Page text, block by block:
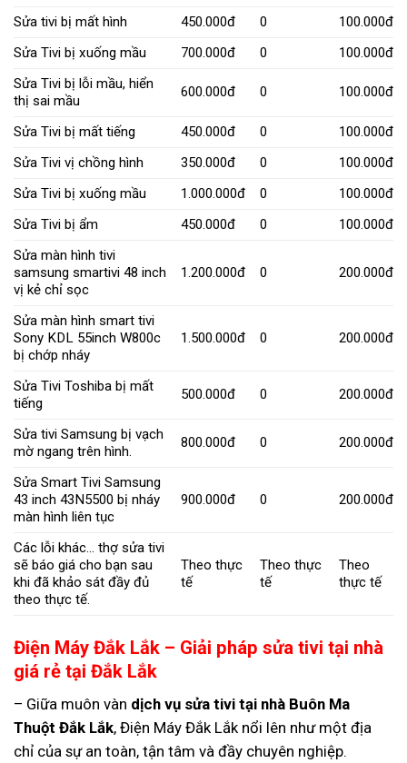
Sửa tivi bị mất hình
450.000đ 0
100.000đ
Sửa Tivi bị xuống mầu
700.000đ 0
100.000đ
Sửa Tivi bị lỗi mầu, hiển
thị sai mầu
600.000đ 0 100.000đ
Sửa Tivi bị mất tiếng 450.000đ 0
100.000đ
Sửa Tivi vị chồng hình
350.000đ 0
100.000đ
Sửa Tivi bị xuống mầu
1.000.000đ 0
100.000đ
Sửa Tivi bị ẩm
450.000đ 0
100.000đ
Sửa màn hình tivi
samsung smartivi 48 inch
vị kẻ chỉ sọc
1.200.000đ 0 200.000đ
Sửa màn hình smart tivi
Sony KDL 55inch W800c
bị chớp nháy
1.500.000đ 0 200.000đ
Sửa Tivi Toshiba bị mất
tiếng
500.000đ 0 200.000đ
Sửa tivi Samsung bị vạch
mờ ngang trên hình.
800.000đ 0 200.000đ
Sửa Smart Tivi Samsung
43 inch 43N5500 bị nháy
màn hình liên tục
900.000đ 0 200.000đ
Các lỗi khác… thợ sửa tivi
sẽ báo giá cho bạn sau
khi đã khảo sát đầy đủ
theo thực tế.
Theo thực
tế
Theo thực
tế
Theo
thực tế
Điện Máy Đắk Lắk – Giải pháp sửa tivi tại nhà
giá rẻ tại Đắk Lắk
– Giữa muôn vàn dịch vụ sửa tivi tại nhà Buôn Ma
Thuột Đắk Lắk, Điện Máy Đắk Lắk nổi lên như một địa
chỉ của sự an toàn, tận tâm và đầy chuyên nghiệp.